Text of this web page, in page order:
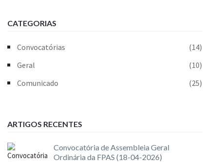
CATEGORIAS
Convocatórias
(14)
Geral
(10)
Comunicado
(25)
ARTIGOS RECENTES
Convocatória de Assembleia Geral
Ordinária da FPAS (18-04-2026)